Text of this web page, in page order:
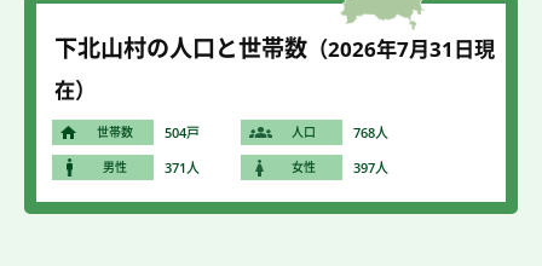
下北山村の人口と世帯数 （2026年7月31 日現
在）
世帯数 504戸 人口 768人
男性 371人 女性 397人